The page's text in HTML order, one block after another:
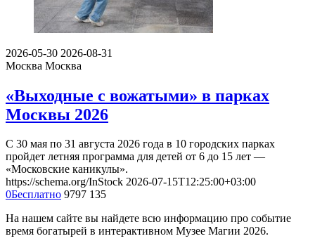
2026-05-30 2026-08-31
Москва Москва
«Выходные с вожатыми» в парках
Москвы 2026
С 30 мая по 31 августа 2026 года в 10 городских парках
пройдет летняя программа для детей от 6 до 15 лет —
«Московские каникулы».
https://schema.org/InStock 2026-07-15T12:25:00+03:00
0Бесплатно 9797 135
На нашем сайте вы найдете всю информацию про событие
время богатырей в интерактивном Музее Магии 2026.